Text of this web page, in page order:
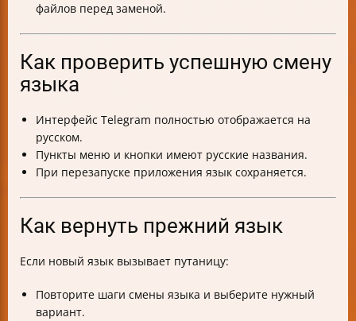
файлов перед заменой.
Как проверить успешную смену
языка
Интерфейс Telegram полностью отображается на
русском.
Пункты меню и кнопки имеют русские названия.
При перезапуске приложения язык сохраняется.
Как вернуть прежний язык
Если новый язык вызывает путаницу:
Повторите шаги смены языка и выберите нужный
вариант.